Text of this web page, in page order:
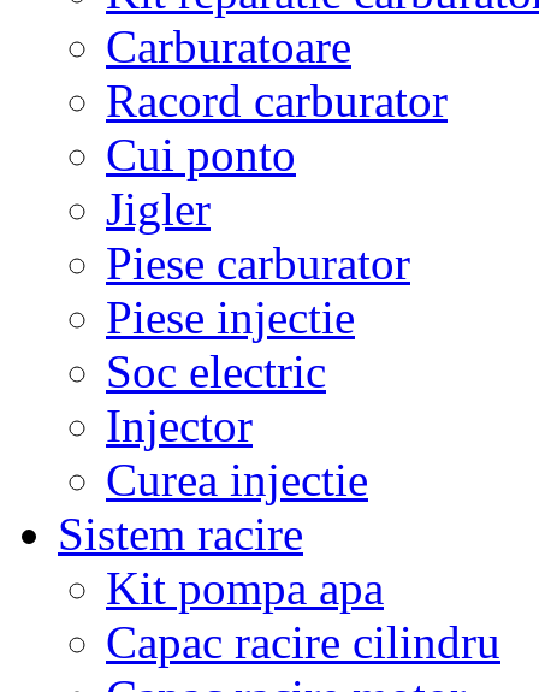
Carburatoare
Racord carburator
Cui ponto
Jigler
Piese carburator
Piese injectie
Soc electric
Injector
Curea injectie
Sistem racire
Kit pompa apa
Capac racire cilindru